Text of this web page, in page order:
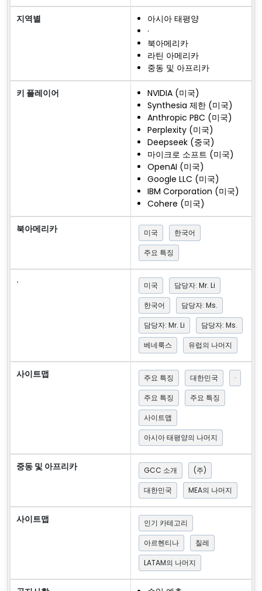
지역별
아시아 태평양
·
북아메리카
라틴 아메리카
중동 및 아프리카
키 플레이어
NVIDIA (미국)
Synthesia 제한 (미국)
Anthropic PBC (미국)
Perplexity (미국)
Deepseek (중국)
마이크로 소프트 (미국)
OpenAI (미국)
Google LLC (미국)
IBM Corporation (미국)
Cohere (미국)
북아메리카 미국
한국어
주요 특징
· 미국
담당자: Mr. Li
한국어
담당자: Ms.
담당자: Mr. Li
담당자: Ms.
베네룩스
유럽의 나머지
사이트맵 주요 특징 대한민국
·
주요 특징
주요 특징
사이트맵
아시아 태평양의 나머지
중동 및 아프리카 GCC 소개
(주)
대한민국
MEA의 나머지
사이트맵
인기 카테고리
아르헨티나
칠레
LATAM의 나머지